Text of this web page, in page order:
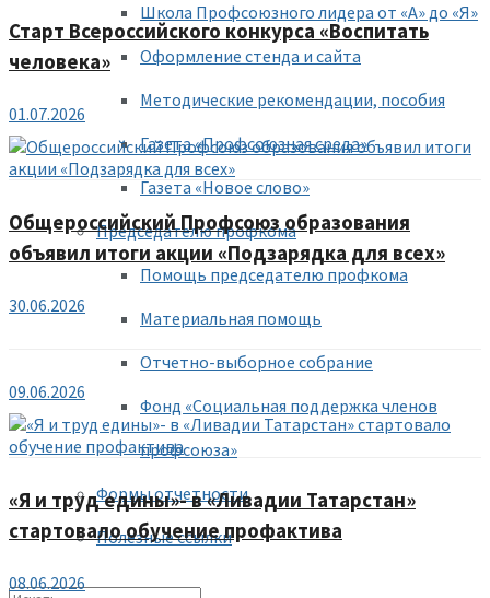
Школа Профсоюзного лидера от «А» до «Я»
Оформление стенда и сайта
Методические рекомендации, пособия
Газета «Профсоюзная среда»
Газета «Новое слово»
Председателю профкома
Помощь председателю профкома
Материальная помощь
Отчетно-выборное собрание
Фонд «Социальная поддержка членов
профсоюза»
Формы отчетности
Полезные ссылки
Старт Всероссийского конкурса «Воспитать
человека»
01.07.2026
Общероссийский Профсоюз образования
объявил итоги акции «Подзарядка для всех»
30.06.2026
09.06.2026
«Я и труд едины»- в «Ливадии Татарстан»
стартовало обучение профактива
08.06.2026